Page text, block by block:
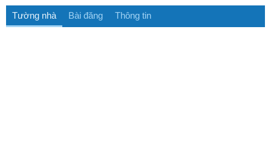
Tường nhà Bài đăng Thông tin